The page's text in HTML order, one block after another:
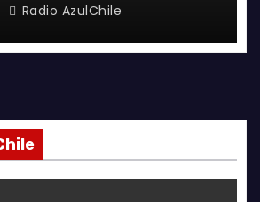
Radio AzulChile